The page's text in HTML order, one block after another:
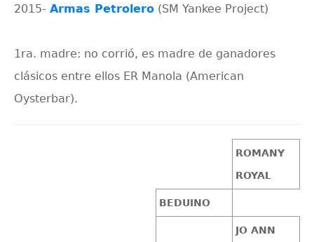
2015- Armas Petrolero (SM Yankee Project)
1ra. madre: no corrió, es madre de ganadores
clásicos entre ellos ER Manola (American
Oysterbar).
ROMANY
ROYAL
BEDUINO
JO ANN